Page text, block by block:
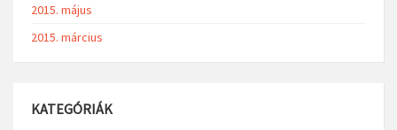
2015. május
2015. március
KATEGÓRIÁK